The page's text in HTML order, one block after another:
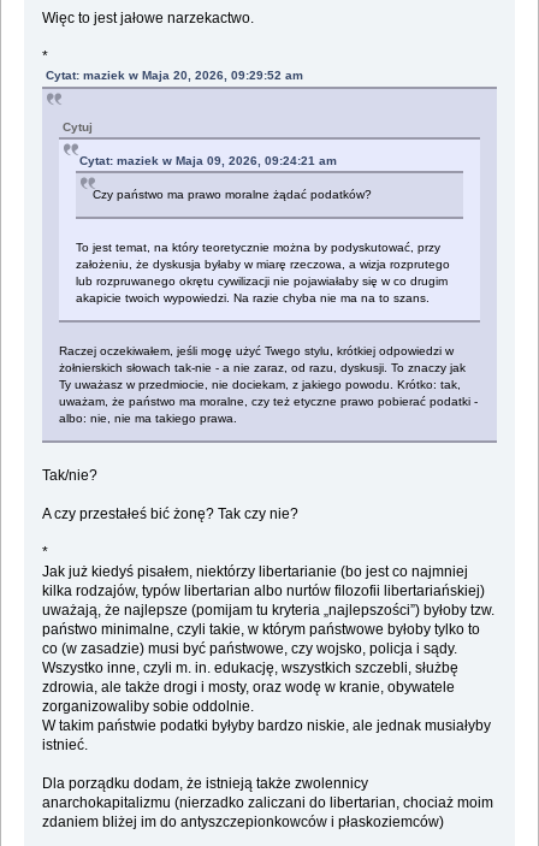
Więc to jest jałowe narzekactwo.
*
Cytat: maziek w Maja 20, 2026, 09:29:52 am
Cytuj
Cytat: maziek w Maja 09, 2026, 09:24:21 am
Czy państwo ma prawo moralne żądać podatków?
To jest temat, na który teoretycznie można by podyskutować, przy
założeniu, że dyskusja byłaby w miarę rzeczowa, a wizja rozprutego
lub rozpruwanego okrętu cywilizacji nie pojawiałaby się w co drugim
akapicie twoich wypowiedzi. Na razie chyba nie ma na to szans.
Raczej oczekiwałem, jeśli mogę użyć Twego stylu, krótkiej odpowiedzi w
żołnierskich słowach tak-nie - a nie zaraz, od razu, dyskusji. To znaczy jak
Ty uważasz w przedmiocie, nie dociekam, z jakiego powodu. Krótko: tak,
uważam, że państwo ma moralne, czy też etyczne prawo pobierać podatki -
albo: nie, nie ma takiego prawa.
Tak/nie?
A czy przestałeś bić żonę? Tak czy nie?
*
Jak już kiedyś pisałem, niektórzy libertarianie (bo jest co najmniej
kilka rodzajów, typów libertarian albo nurtów filozofii libertariańskiej)
uważają, że najlepsze (pomijam tu kryteria „najlepszości”) byłoby tzw.
państwo minimalne, czyli takie, w którym państwowe byłoby tylko to
co (w zasadzie) musi być państwowe, czy wojsko, policja i sądy.
Wszystko inne, czyli m. in. edukację, wszystkich szczebli, służbę
zdrowia, ale także drogi i mosty, oraz wodę w kranie, obywatele
zorganizowaliby sobie oddolnie.
W takim państwie podatki byłyby bardzo niskie, ale jednak musiałyby
istnieć.
Dla porządku dodam, że istnieją także zwolennicy
anarchokapitalizmu (nierzadko zaliczani do libertarian, chociaż moim
zdaniem bliżej im do antyszczepionkowców i płaskoziemców)